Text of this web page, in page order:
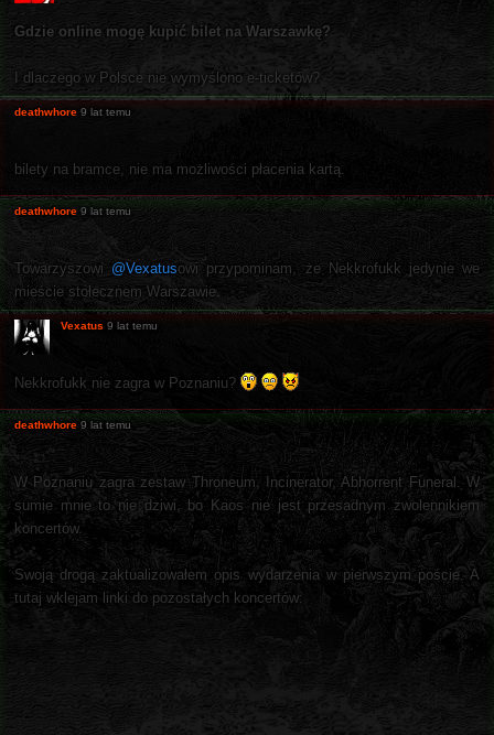
Gdzie online mogę kupić bilet na Warszawkę?
I dlaczego w Polsce nie wymyślono e-ticketów?
deathwhore 9 lat temu
bilety na bramce, nie ma możliwości płacenia kartą.
deathwhore 9 lat temu
Towarzyszowi @Vexatusowi przypominam, że Nekkrofukk jedynie we
mieście stołecznem Warszawie.
Vexatus 9 lat temu
Nekkrofukk nie zagra w Poznaniu?
deathwhore 9 lat temu
W Poznaniu zagra zestaw Throneum, Incinerator, Abhorrent Funeral. W
sumie mnie to nie dziwi, bo Kaos nie jest przesadnym zwolennikiem
koncertów.
Swoją drogą zaktualizowałem opis wydarzenia w pierwszym poście. A
tutaj wklejam linki do pozostałych koncertów: